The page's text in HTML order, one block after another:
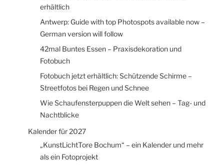
erhältlich
Antwerp: Guide with top Photospots available now –
German version will follow
42mal Buntes Essen – Praxisdekoration und
Fotobuch
Fotobuch jetzt erhältlich: Schützende Schirme –
Streetfotos bei Regen und Schnee
Wie Schaufensterpuppen die Welt sehen – Tag- und
Nachtblicke
Kalender für 2027
„KunstLichtTore Bochum“ – ein Kalender und mehr
als ein Fotoprojekt